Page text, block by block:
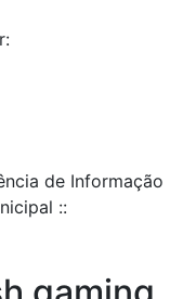
de Informação
::